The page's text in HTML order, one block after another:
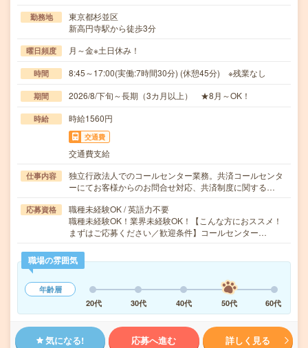
勤務地
東京都杉並区
新高円寺駅から徒歩3分
曜日頻度 月～金※土日休み！
時間 8:45～17:00(実働:7時間30分) (休憩45分) ※残業なし
期間 2026/8/下旬～長期（3カ月以上） ★8月～OK！
時給 時給1560円
交通費
交通費支給
仕事内容
独立行政法人でのコールセンター業務。共済コールセンタ
ーにてお客様からのお問合せ対応、共済制度に関する…
応募資格
職種未経験OK / 英語力不要
職種未経験OK！業界未経験OK！【こんな方におススメ！
まずはご応募ください／歓迎条件】コールセンター…
職場の雰囲気
年齢層
20代
30代 40代 50代 60代
気になる! 応募へ進む 詳しく見る